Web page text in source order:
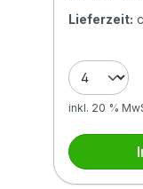
Lieferzeit:
inkl. 20 %